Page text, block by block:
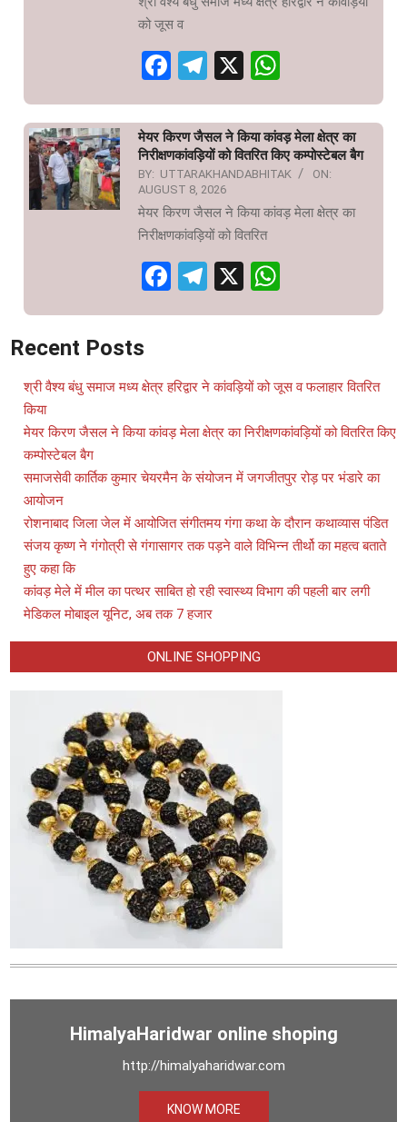
को जूस व
Facebook
Telegram
X
मेयर किरण जैसल ने किया कांवड़ मेला क्षेत्र का
निरीक्षणकांवड़ियों को वितरित किए कम्पोस्टेबल बैग
BY: UTTARAKHANDABHITAK
ON:
AUGUST 8, 2026
मेयर किरण जैसल ने किया कांवड़ मेला क्षेत्र का
निरीक्षणकांवड़ियों को वितरित
Facebook
Telegram
X
Recent Posts
श्री वैश्य बंधु समाज मध्य क्षेत्र हरिद्वार ने कांवड़ियों को जूस व फलाहार वितरित
किया
मेयर किरण जैसल ने किया कांवड़ मेला क्षेत्र का निरीक्षणकांवड़ियों को वितरित किए
कम्पोस्टेबल बैग
समाजसेवी कार्तिक कुमार चेयरमैन के संयोजन में जगजीतपुर रोड़ पर भंडारे का
आयोजन
रोशनाबाद जिला जेल में आयोजित संगीतमय गंगा कथा के दौरान कथाव्यास पंडित
संजय कृष्ण ने गंगोत्री से गंगासागर तक पड़ने वाले विभिन्न तीर्थो का महत्व बताते
हुए कहा कि
कांवड़ मेले में मील का पत्थर साबित हो रही स्वास्थ्य विभाग की पहली बार लगी
मेडिकल मोबाइल यूनिट, अब तक 7 हजार
ONLINE SHOPPING
HimalyaHaridwar online shoping
http://himalyaharidwar.com
KNOW MORE